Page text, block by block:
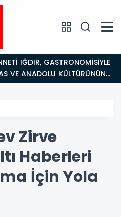
VE ANADOLU KÜLTÜRÜNÜN
NOKTASI
Zirve
Haberleri
İçin Yola